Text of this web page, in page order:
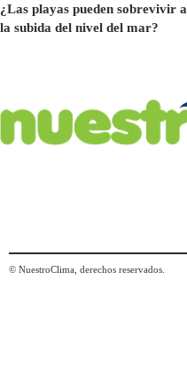
¿Las playas pueden sobrevivir a
la subida del nivel del mar?
© NuestroClima, derechos reservados.